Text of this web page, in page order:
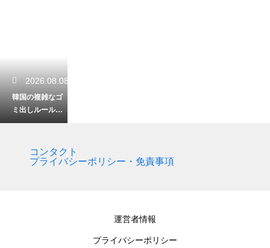
2026.08.08
韓国の複雑なゴ
ミ出しルール！
日本よりも細か
求められる理由
コンタクト
プライバシーポリシー・免責事項
運営者情報
プライバシーポリシー